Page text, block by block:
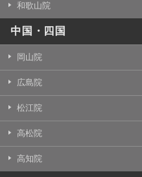
和歌山院
中国・四国
岡山院
広島院
松江院
高松院
高知院